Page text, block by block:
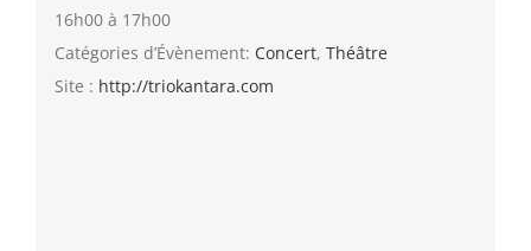
16h00 à 17h00
Catégories d’Évènement: Concert, Théâtre
Site : http://triokantara.com